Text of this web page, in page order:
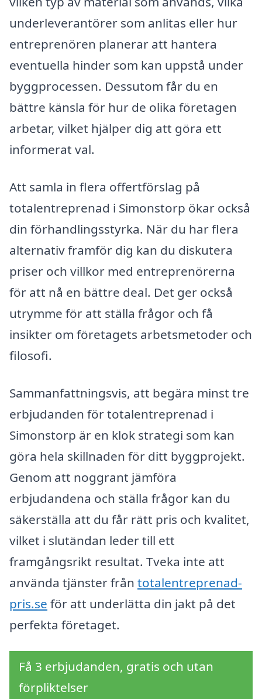
underleverantörer som anlitas eller hur
entreprenören planerar att hantera
eventuella hinder som kan uppstå under
byggprocessen. Dessutom får du en
bättre känsla för hur de olika företagen
arbetar, vilket hjälper dig att göra ett
informerat val.
Att samla in flera offertförslag på
totalentreprenad i Simonstorp ökar också
din förhandlingsstyrka. När du har flera
alternativ framför dig kan du diskutera
priser och villkor med entreprenörerna
för att nå en bättre deal. Det ger också
utrymme för att ställa frågor och få
insikter om företagets arbetsmetoder och
filosofi.
Sammanfattningsvis, att begära minst tre
erbjudanden för totalentreprenad i
Simonstorp är en klok strategi som kan
göra hela skillnaden för ditt byggprojekt.
Genom att noggrant jämföra
erbjudandena och ställa frågor kan du
säkerställa att du får rätt pris och kvalitet,
vilket i slutändan leder till ett
framgångsrikt resultat. Tveka inte att
använda tjänster från totalentreprenad-
pris.se för att underlätta din jakt på det
perfekta företaget.
Få 3 erbjudanden, gratis och utan
förpliktelser